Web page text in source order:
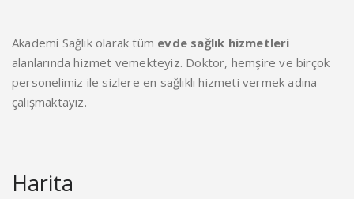
Akademi Sağlık olarak tüm evde sağlık hizmetleri
alanlarında hizmet vemekteyiz. Doktor, hemşire ve birçok
personelimiz ile sizlere en sağlıklı hizmeti vermek adına
çalışmaktayız.
Harita